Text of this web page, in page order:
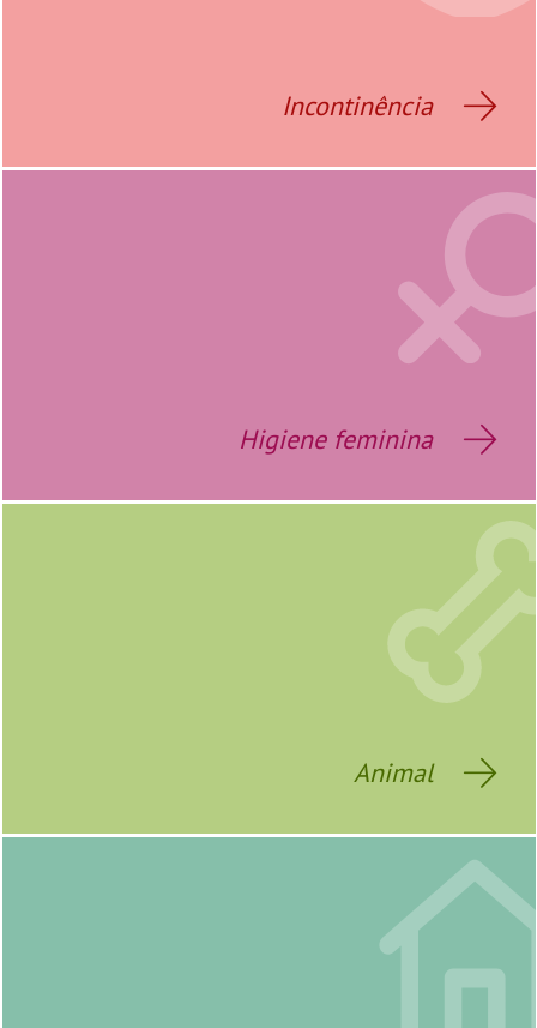
Incontinência
Higiene feminina
Animal